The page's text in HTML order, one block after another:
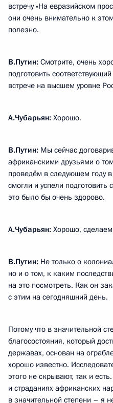
встречу «На евразийском
они очень внимательно к
полезно.
В.Путин: Смотрите, очень
подготовить
встрече на высшем уровне
А.Чубарьян: Хорошо.
В.Путин: Мы сейчас
африканскими друзьями о
проведём в следующем году
смогли и успели
это было бы очень здорово.
А.Чубарьян: Хорошо,
В.Путин: Не только о
но и о том, к каким
на это посмотреть. Как он
с этим на сегодняшний день.
Потому что в значительной
благосостояния, который
державах, основан на
хорошо известно.
этого не скрывают, так и
и страданиях африканских
в значительной степени – я